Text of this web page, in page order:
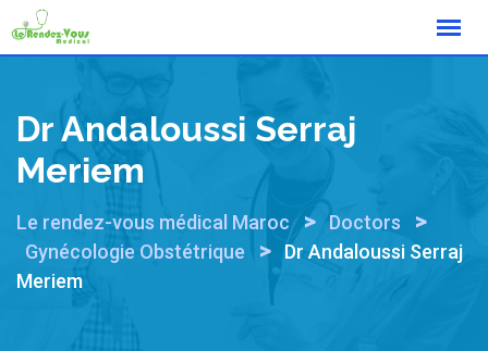
to
Dr Andaloussi Serraj
Meriem
Le rendez-vous médical Maroc > Doctors >
Gynécologie Obstétrique >
Dr Andaloussi Serraj
Meriem